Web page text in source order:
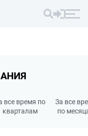
все время по
кварталам
За все
по